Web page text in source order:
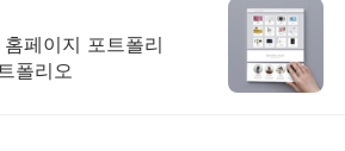
페이지 포트폴리
폴리오